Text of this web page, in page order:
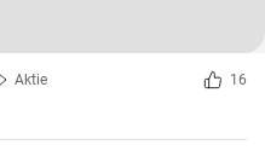
Aktie 16